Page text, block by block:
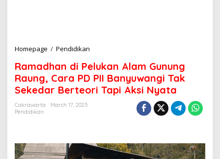
Homepage / Pendidikan
m
h
e
Ramadhan di Pelukan Alam Gunung
Raung, Cara PD PII Banyuwangi Tak
Sekedar Berteori Tapi Aksi Nyata
Cakrawarta
March 17, 2025
Pendidikan